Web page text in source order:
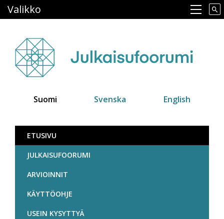
pääsisältöön
Main navigation
Valikko
Suomi Svenska English
Julkaisufoorumi
ETUSIVU
JULKAISUFOORUMI
ARVIOINNIT
KÄYTTÖOHJE
USEIN KYSYTTYÄ